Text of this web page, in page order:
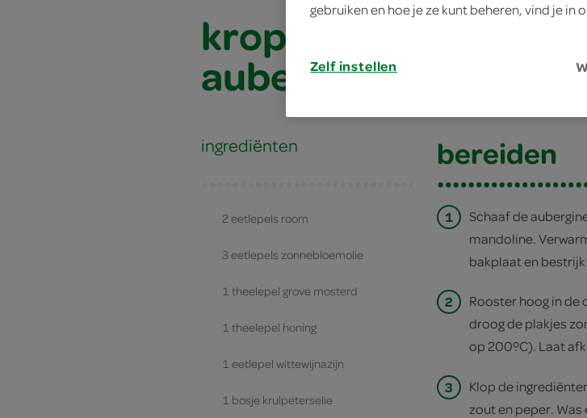
kropsla met
auberginechips
ingrediënten
2 eetlepels room
3 eetlepels zonnebloemolie
1 theelepel grove mosterd
1 theelepel honing
1 eetlepel wittewijnazijn
1 bosje krulpeterselie
bereiden
1
Schaaf de
mandoline.
bakplaat en
2
Rooster hoog in de
droog de plakjes
op 200ºC). Laat
3
Klop de
zout en peper.
gebruiken en hoe je ze kunt beheren, vind je in
Zelf instellen